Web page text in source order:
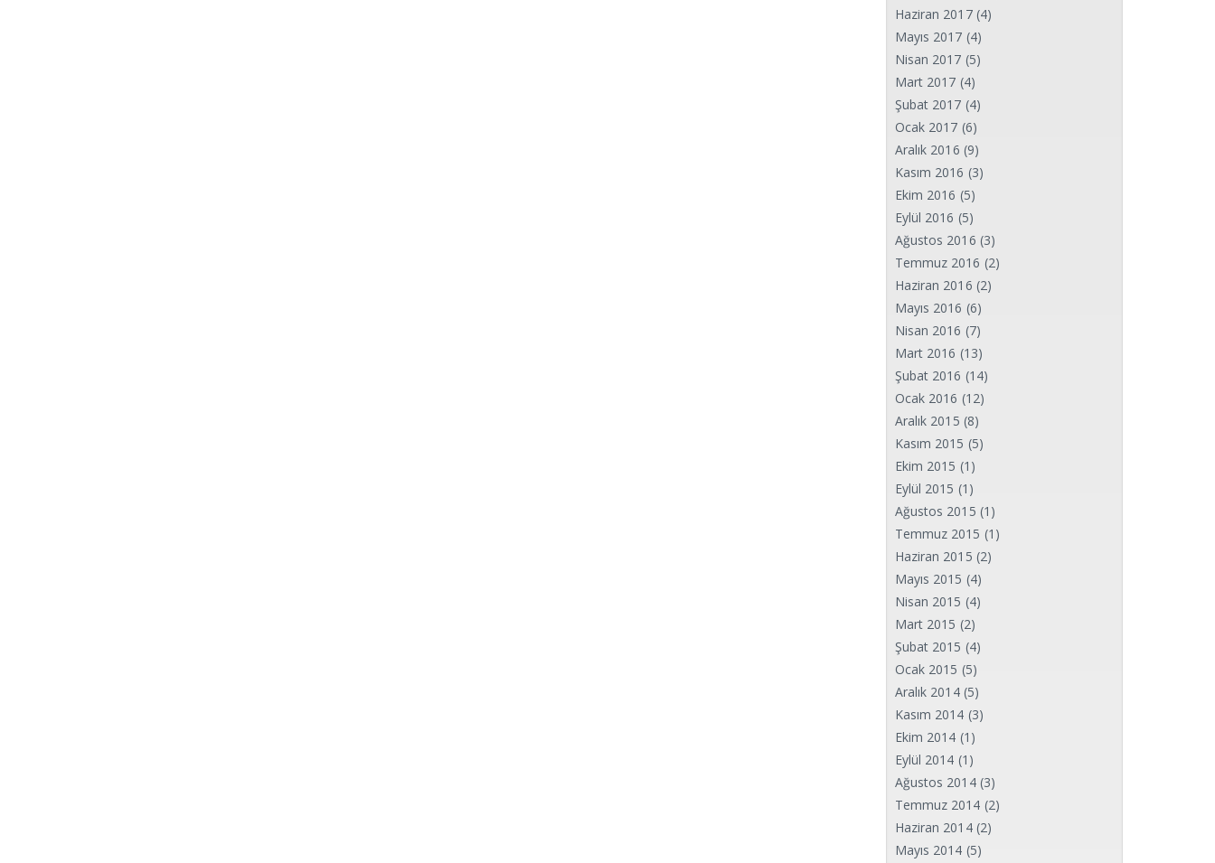
Haziran 2017 (4)
Mayıs 2017 (4)
Nisan 2017 (5)
Mart 2017 (4)
Şubat 2017 (4)
Ocak 2017 (6)
Aralık 2016 (9)
Kasım 2016 (3)
Ekim 2016 (5)
Eylül 2016 (5)
Ağustos 2016 (3)
Temmuz 2016 (2)
Haziran 2016 (2)
Mayıs 2016 (6)
Nisan 2016 (7)
Mart 2016 (13)
Şubat 2016 (14)
Ocak 2016 (12)
Aralık 2015 (8)
Kasım 2015 (5)
Ekim 2015 (1)
Eylül 2015 (1)
Ağustos 2015 (1)
Temmuz 2015 (1)
Haziran 2015 (2)
Mayıs 2015 (4)
Nisan 2015 (4)
Mart 2015 (2)
Şubat 2015 (4)
Ocak 2015 (5)
Aralık 2014 (5)
Kasım 2014 (3)
Ekim 2014 (1)
Eylül 2014 (1)
Ağustos 2014 (3)
Temmuz 2014 (2)
Haziran 2014 (2)
Mayıs 2014 (5)